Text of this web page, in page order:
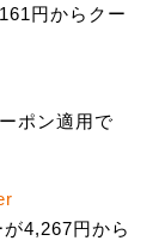
円からクー
ポン適用で
4,267円から